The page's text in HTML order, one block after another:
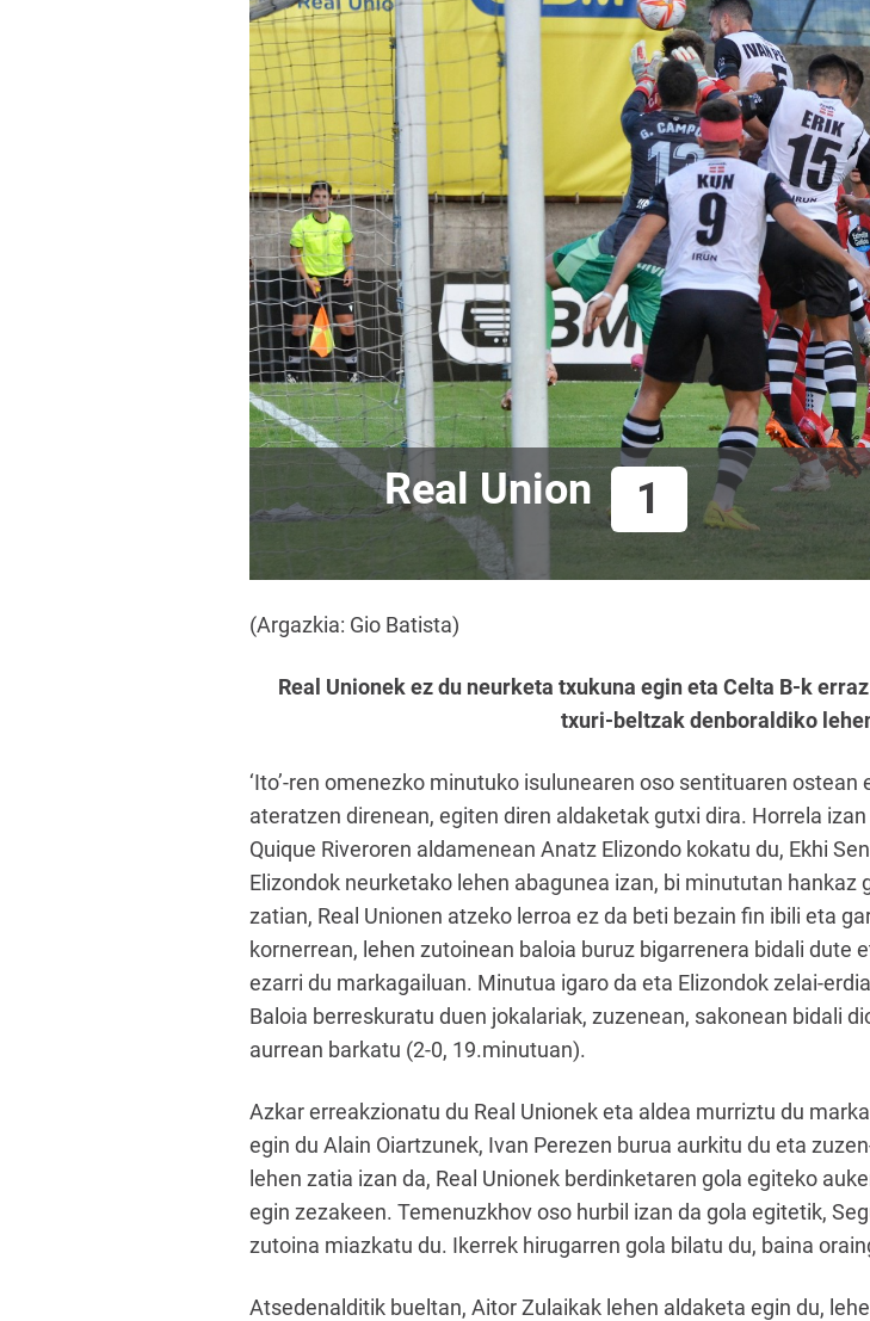
Real Union 1
(Argazkia: Gio Batista)
Real Unionek ez du neurketa txukuna egin eta Celta B-k
txuri-beltzak denboraldiko
‘Ito’-ren omenezko minutuko isulunearen oso sentituaren
ateratzen direnean, egiten diren aldaketak gutxi dira. Horrela
Quique Riveroren aldamenean Anatz Elizondo kokatu du, Ekhi
Elizondok neurketako lehen abagunea izan, bi minututan
zatian, Real Unionen atzeko lerroa ez da beti bezain fin ibili eta
kornerrean, lehen zutoinean baloia buruz bigarrenera bidali dute
ezarri du markagailuan. Minutua igaro da eta Elizondok zelai-
Baloia berreskuratu duen jokalariak, zuzenean, sakonean bidali
aurrean barkatu (2-0, 19.minutuan).
Azkar erreakzionatu du Real Unionek eta aldea murriztu du
egin du Alain Oiartzunek, Ivan Perezen burua aurkitu du eta
lehen zatia izan da, Real Unionek berdinketaren gola egiteko
egin zezakeen. Temenuzkhov oso hurbil izan da gola egitetik,
zutoina miazkatu du. Ikerrek hirugarren gola bilatu du, baina
Atsedenalditik bueltan, Aitor Zulaikak lehen aldaketa egin du,